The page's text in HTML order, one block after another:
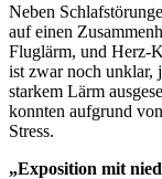
Neben
auf einen
Fluglärm, und Herz-
ist zwar noch unklar,
starkem Lärm
konnten aufgrund
Stress.
„Exposition mit